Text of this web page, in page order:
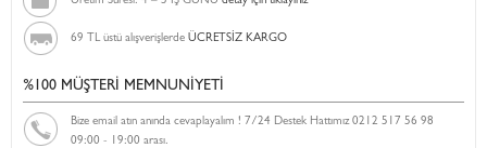
69 TL üstü alışverişlerde ÜCRETSİZ KARGO
%100 MÜŞTERİ MEMNUNİYETİ
Bize email atın anında cevaplayalım ! 7/24 Destek Hattımız 0212 517 56 98
09:00 - 19:00 arası.